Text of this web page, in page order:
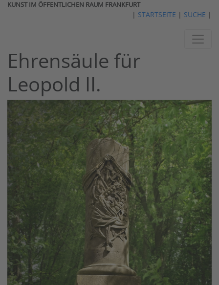
KUNST IM ÖFFENTLICHEN RAUM FRANKFURT
| STARTSEITE | SUCHE |
Ehrensäule für
Leopold II.